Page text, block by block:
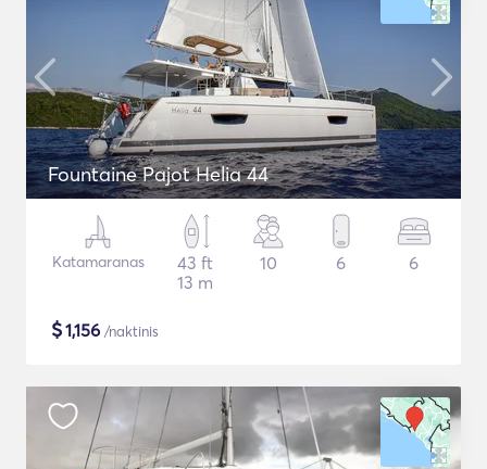
Fountaine Pajot Helia 44
Katamaranas
43 ft
13 m
10 6 6
$1,156 /naktinis